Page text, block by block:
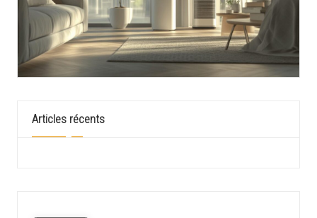
Articles récents